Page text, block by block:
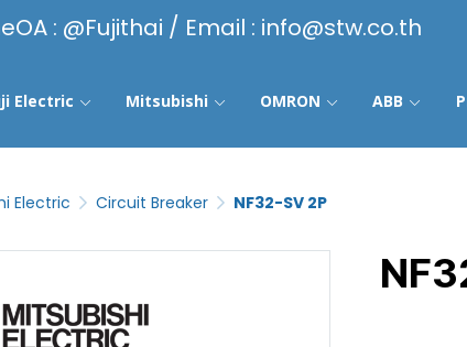
: @Fujithai / Email : info@stw.co.th
Electric Mitsubishi OMRON ABB
Electric Circuit Breaker NF32-SV 2P